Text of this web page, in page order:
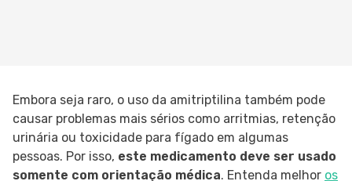
Embora seja raro, o uso da amitriptilina também pode
causar problemas mais sérios como arritmias, retenção
urinária ou toxicidade para fígado em algumas
pessoas. Por isso, este medicamento deve ser usado
somente com orientação médica. Entenda melhor os